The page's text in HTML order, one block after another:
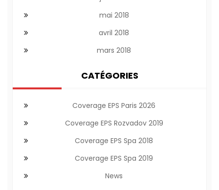
mai 2018
avril 2018
mars 2018
CATÉGORIES
Coverage EPS Paris 2026
Coverage EPS Rozvadov 2019
Coverage EPS Spa 2018
Coverage EPS Spa 2019
News